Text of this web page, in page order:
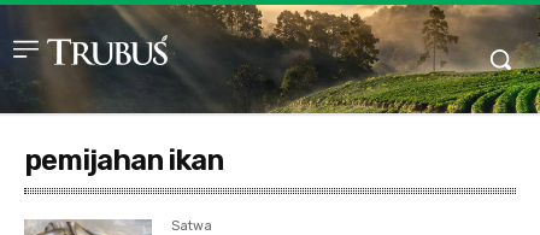
pemijahan ikan
Satwa